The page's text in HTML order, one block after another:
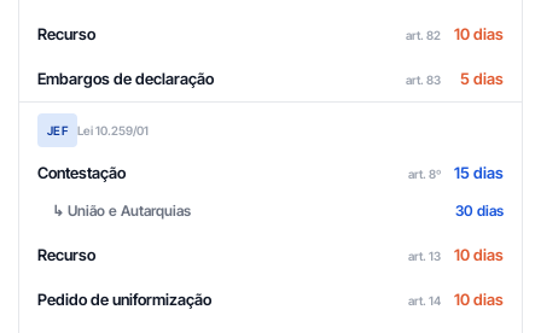
Recurso art. 82 10 dias
Embargos de declaração art. 83 5 dias
JEF Lei 10.259/01
Contestação art. 8º 15 dias
↳ União e Autarquias 30 dias
Recurso art. 13 10 dias
Pedido de uniformização art. 14 10 dias